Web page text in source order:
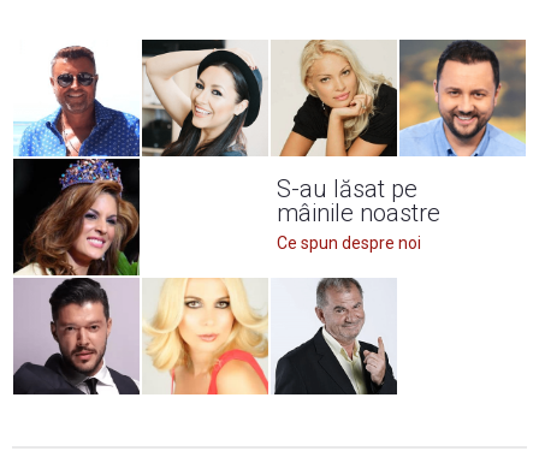
S-au lăsat pe
mâinile noastre
Ce spun despre noi